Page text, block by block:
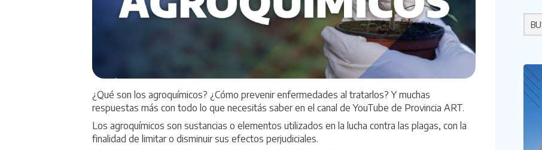
¿Qué son los agroquímicos? ¿Cómo prevenir enfermedades al tratarlos? Y muchas
respuestas más con todo lo que necesitás saber en el canal de YouTube de Provincia ART.
Los agroquímicos son sustancias o elementos utilizados en la lucha contra las plagas, con la
finalidad de limitar o disminuir sus efectos perjudiciales.